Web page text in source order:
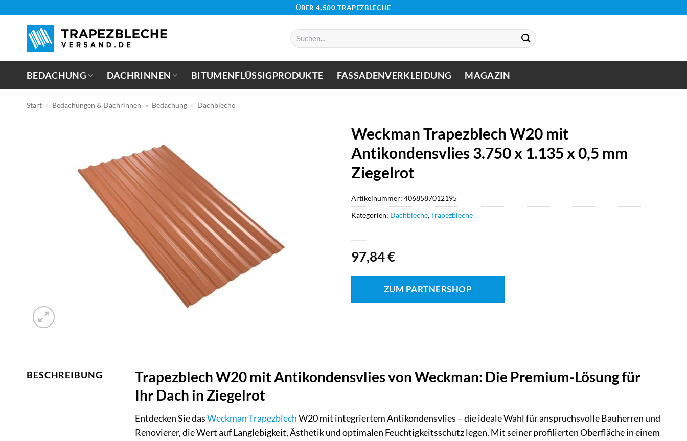
springen
ÜBER 4.500 TRAPEZBLECHE
Suchen
nach:
BEDACHUNG DACHRINNEN BITUMENFLÜSSIGPRODUKTE FASSADENVERKLEIDUNG MAGAZIN
Start » Bedachungen & Dachrinnen » Bedachung » Dachbleche
Weckman Trapezblech W20 mit
Antikondensvlies 3.750 x 1.135 x 0,5 mm
Ziegelrot
97,84€
ZUM PARTNERSHOP
Artikelnummer: 4068587012195
Kategorien: Dachbleche,Trapezbleche
BESCHREIBUNG
Trapezblech W20 mit Antikondensvlies von Weckman: Die Premium-Lösung für
Ihr Dach in Ziegelrot
Entdecken Sie dasWeckmanTrapezblechW20 mit integriertem Antikondensvlies – die ideale Wahl für anspruchsvolle Bauherren und
Renovierer, die Wert auf Langlebigkeit, Ästhetik und optimalen Feuchtigkeitsschutz legen. Mit seiner profilierten Oberfläche in einem